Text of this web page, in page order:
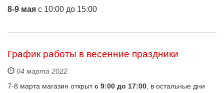
8-9 мая с 10:00 до 15:00
График работы в весенние праздники
04 марта 2022
7-8 марта магазин открытс 9:00 до 17:00 , в остальные дни